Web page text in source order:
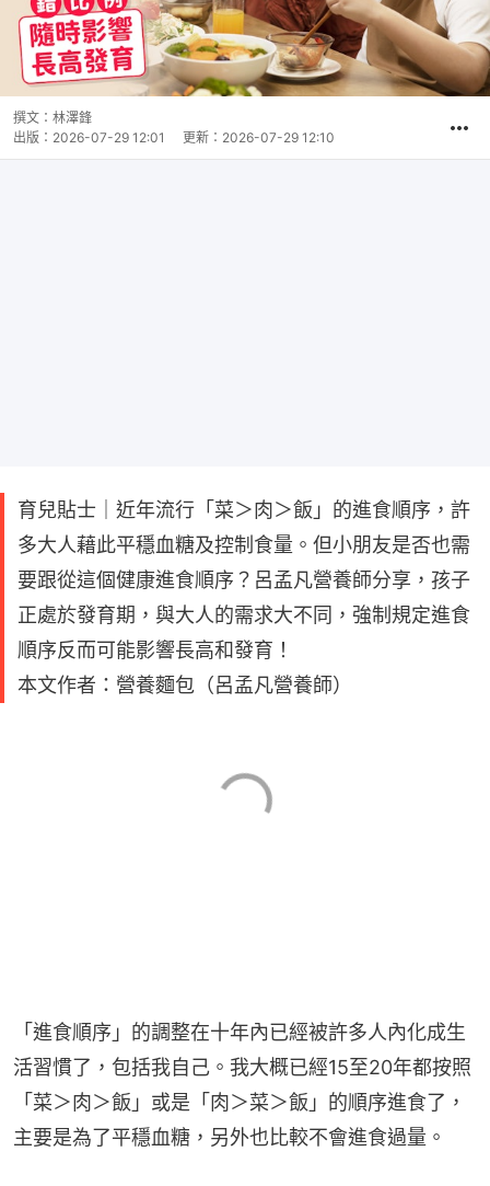
撰文： 林澤鋒
出版： 2026-07-29 12:01 更新： 2026-07-29 12:10
育兒貼士｜近年流行「菜＞肉＞飯」的進食順序，許
多大人藉此平穩血糖及控制食量。但小朋友是否也需
要跟從這個健康進食順序？呂孟凡營養師分享，孩子
正處於發育期，與大人的需求大不同，強制規定進食
順序反而可能影響長高和發育！
本文作者：營養麵包（呂孟凡營養師）
「進食順序」的調整在十年內已經被許多人內化成生
活習慣了，包括我自己。我大概已經15至20年都按照
「菜＞肉＞飯」或是「肉＞菜＞飯」的順序進食了，
主要是為了平穩血糖，另外也比較不會進食過量。